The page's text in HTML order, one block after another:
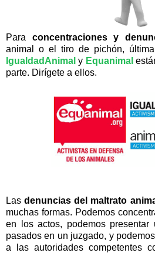
Para concentraciones y
animal o el tiro de pichón,
IgualdadAnimal y Equanimal
parte. Dirígete a ellos.
Lasdenuncias del maltrato
muchas formas. Podemos
en los actos, podemos
pasados en un juzgado, y
a las autoridades competentes